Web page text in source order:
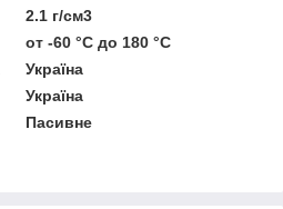
2.1 г/см3
от -60 °C до 180 °C
Україна
Україна
Пасивне